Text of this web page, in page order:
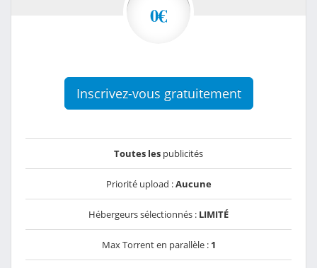
0€
Inscrivez-vous gratuitement
Toutes les publicités
Priorité upload :Aucune
Hébergeurs sélectionnés : LIMITÉ
Max Torrent en parallèle : 1